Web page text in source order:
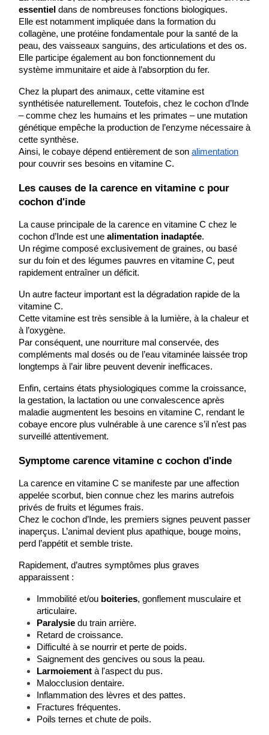
essentiel dans de nombreuses fonctions biologiques.
Elle est notamment impliquée dans la formation du
collagène, une protéine fondamentale pour la santé de la
peau, des vaisseaux sanguins, des articulations et des os.
Elle participe également au bon fonctionnement du
système immunitaire et aide à l’absorption du fer.
Chez la plupart des animaux, cette vitamine est
synthétisée naturellement. Toutefois, chez le cochon d’Inde
– comme chez les humains et les primates – une mutation
génétique empêche la production de l’enzyme nécessaire à
cette synthèse.
Ainsi, le cobaye dépend entièrement de son alimentation
pour couvrir ses besoins en vitamine C.
Les causes de la carence en vitamine c pour
cochon d'inde
La cause principale de la carence en vitamine C chez le
cochon d’Inde est une alimentation inadaptée.
Un régime composé exclusivement de graines, ou basé
sur du foin et des légumes pauvres en vitamine C, peut
rapidement entraîner un déficit.
Un autre facteur important est la dégradation rapide de la
vitamine C.
Cette vitamine est très sensible à la lumière, à la chaleur et
à l’oxygène.
Par conséquent, une nourriture mal conservée, des
compléments mal dosés ou de l’eau vitaminée laissée trop
longtemps à l’air libre peuvent devenir inefficaces.
Enfin, certains états physiologiques comme la croissance,
la gestation, la lactation ou une convalescence après
maladie augmentent les besoins en vitamine C, rendant le
cobaye encore plus vulnérable à une carence s’il n’est pas
surveillé attentivement.
​Symptome carence vitamine c cochon d'inde
La carence en vitamine C se manifeste par une affection
appelée scorbut, bien connue chez les marins autrefois
privés de fruits et légumes frais.
Chez le cochon d’Inde, les premiers signes peuvent passer
inaperçus. L’animal devient plus apathique, bouge moins,
perd l’appétit et semble triste.
Rapidement, d’autres symptômes plus graves
apparaissent :
Immobilité et/ou boiteries, gonflement musculaire et
articulaire.
Paralysie du train arrière.
Retard de croissance.
Difficulté à se nourrir et perte de poids.
Saignement des gencives ou sous la peau.
Larmoiement à l'aspect du pus.
Malocclusion dentaire.
Inflammation des lèvres et des pattes.
Fractures fréquentes.
Poils ternes et chute de poils.